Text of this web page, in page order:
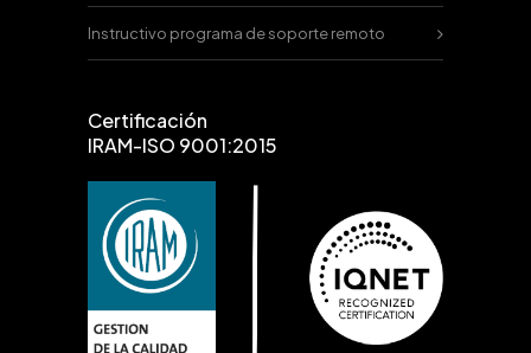
Instructivo programa de soporte remoto
Certificación
IRAM-ISO 9001:2015